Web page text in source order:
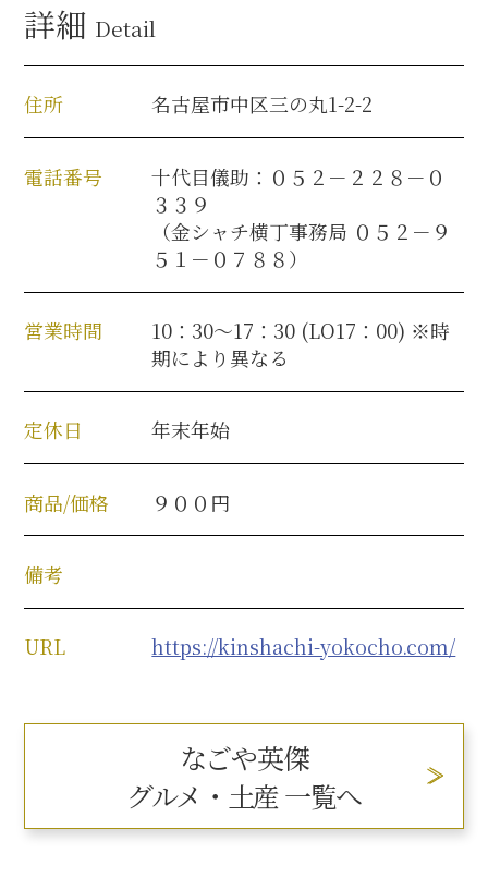
前田利家と名古屋の関係
利家関連 史跡 一覧
犬千代ルート
加藤清正と名古屋の関係
清正関連 史跡 一覧
名古屋＜清正＞観光モデルコース
詳細 Detail
住所 名古屋市中区三の丸1-2-2
電話番号
十代目儀助：０５２－２２８－０
３３９
（金シャチ横丁事務局 ０５２－９
５１－０７８８）
営業時間
10：30～17：30 (LO17：00) ※時
期により異なる
定休日 年末年始
商品/価格 ９００円
備考
URL https://kinshachi-yokocho.com/
なごや英傑
グルメ・土産 一覧へ